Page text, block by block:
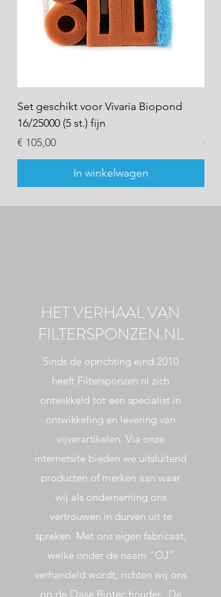
Set geschikt voor Vivaria Biopond
16/25000 (5 st.) fijn
Prijs
€ 105,00
In winkelwagen
Prijs
€
HET VERHAAL VAN
FILTERSPONZEN.NL
Sinds de oprichting eind 2010
heeft Filtersponzen.nl zich
ontwikkeld tot een specialist in
ontwikkeling en levering van
vijverartikelen. Via onze
internetsite bieden we uitsluitend
producten of merken aan waar
wij als onderneming ons
vertrouwen in durven uit te
spreken. Met ons eigen fabricaat,
welke onder de naam “OJ”
verhandeld wordt, richten wij ons
op de Oase Biotec houder. De